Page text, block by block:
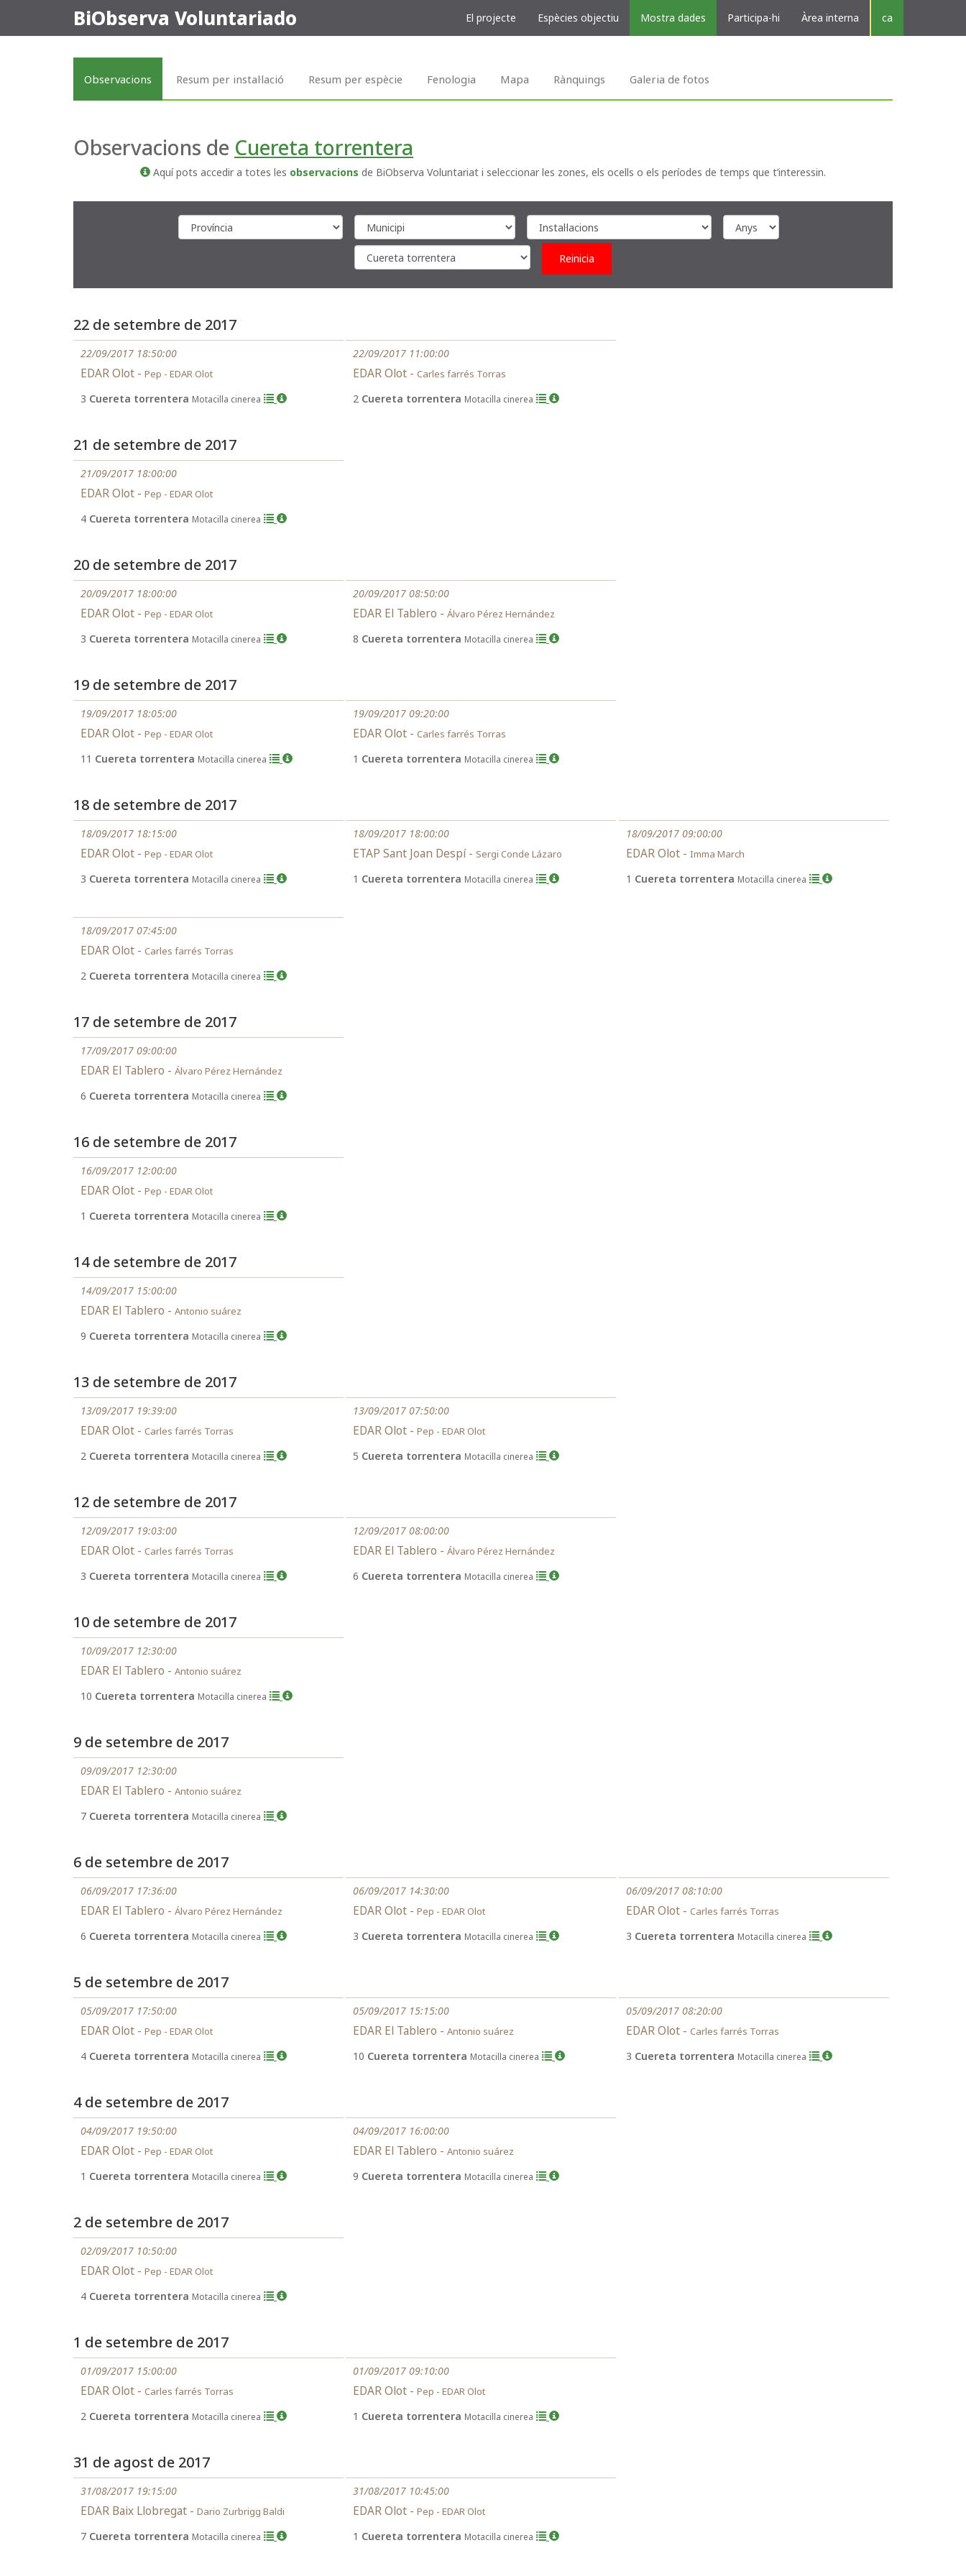
BiObserva Voluntariado El projecte Espècies objectiu Mostra dades Participa-hi Àrea interna ca
Observacions Resum per instal·lació Resum per espècie Fenologia Mapa Rànquings Galeria de fotos
Observacions de Cuereta torrentera
Aquí pots accedir a totes les observacions de BiObserva Voluntariat i seleccionar les zones, els ocells o els períodes de temps que t’interessin.
Reinicia
22 de setembre de 2017
22/09/2017 18:50:00
EDAR Olot - Pep - EDAR Olot
3 Cuereta torrentera Motacilla cinerea
22/09/2017 11:00:00
EDAR Olot - Carles farrés Torras
2 Cuereta torrentera Motacilla cinerea
21 de setembre de 2017
21/09/2017 18:00:00
EDAR Olot - Pep - EDAR Olot
4 Cuereta torrentera Motacilla cinerea
20 de setembre de 2017
20/09/2017 18:00:00
EDAR Olot - Pep - EDAR Olot
3 Cuereta torrentera Motacilla cinerea
20/09/2017 08:50:00
EDAR El Tablero - Álvaro Pérez Hernández
8 Cuereta torrentera Motacilla cinerea
19 de setembre de 2017
19/09/2017 18:05:00
EDAR Olot - Pep - EDAR Olot
11 Cuereta torrentera Motacilla cinerea
19/09/2017 09:20:00
EDAR Olot - Carles farrés Torras
1 Cuereta torrentera Motacilla cinerea
18 de setembre de 2017
18/09/2017 18:15:00
EDAR Olot - Pep - EDAR Olot
3 Cuereta torrentera Motacilla cinerea
18/09/2017 18:00:00
ETAP Sant Joan Despí - Sergi Conde Lázaro
1 Cuereta torrentera Motacilla cinerea
18/09/2017 09:00:00
EDAR Olot - Imma March
1 Cuereta torrentera Motacilla cinerea
18/09/2017 07:45:00
EDAR Olot - Carles farrés Torras
2 Cuereta torrentera Motacilla cinerea
17 de setembre de 2017
17/09/2017 09:00:00
EDAR El Tablero - Álvaro Pérez Hernández
6 Cuereta torrentera Motacilla cinerea
16 de setembre de 2017
16/09/2017 12:00:00
EDAR Olot - Pep - EDAR Olot
1 Cuereta torrentera Motacilla cinerea
14 de setembre de 2017
14/09/2017 15:00:00
EDAR El Tablero - Antonio suárez
9 Cuereta torrentera Motacilla cinerea
13 de setembre de 2017
13/09/2017 19:39:00
EDAR Olot - Carles farrés Torras
2 Cuereta torrentera Motacilla cinerea
13/09/2017 07:50:00
EDAR Olot - Pep - EDAR Olot
5 Cuereta torrentera Motacilla cinerea
12 de setembre de 2017
12/09/2017 19:03:00
EDAR Olot - Carles farrés Torras
3 Cuereta torrentera Motacilla cinerea
12/09/2017 08:00:00
EDAR El Tablero - Álvaro Pérez Hernández
6 Cuereta torrentera Motacilla cinerea
10 de setembre de 2017
10/09/2017 12:30:00
EDAR El Tablero - Antonio suárez
10 Cuereta torrentera Motacilla cinerea
9 de setembre de 2017
09/09/2017 12:30:00
EDAR El Tablero - Antonio suárez
7 Cuereta torrentera Motacilla cinerea
6 de setembre de 2017
06/09/2017 17:36:00
EDAR El Tablero - Álvaro Pérez Hernández
6 Cuereta torrentera Motacilla cinerea
06/09/2017 14:30:00
EDAR Olot - Pep - EDAR Olot
3 Cuereta torrentera Motacilla cinerea
06/09/2017 08:10:00
EDAR Olot - Carles farrés Torras
3 Cuereta torrentera Motacilla cinerea
5 de setembre de 2017
05/09/2017 17:50:00
EDAR Olot - Pep - EDAR Olot
4 Cuereta torrentera Motacilla cinerea
05/09/2017 15:15:00
EDAR El Tablero - Antonio suárez
10 Cuereta torrentera Motacilla cinerea
05/09/2017 08:20:00
EDAR Olot - Carles farrés Torras
3 Cuereta torrentera Motacilla cinerea
4 de setembre de 2017
04/09/2017 19:50:00
EDAR Olot - Pep - EDAR Olot
1 Cuereta torrentera Motacilla cinerea
04/09/2017 16:00:00
EDAR El Tablero - Antonio suárez
9 Cuereta torrentera Motacilla cinerea
2 de setembre de 2017
02/09/2017 10:50:00
EDAR Olot - Pep - EDAR Olot
4 Cuereta torrentera Motacilla cinerea
1 de setembre de 2017
01/09/2017 15:00:00
EDAR Olot - Carles farrés Torras
2 Cuereta torrentera Motacilla cinerea
01/09/2017 09:10:00
EDAR Olot - Pep - EDAR Olot
1 Cuereta torrentera Motacilla cinerea
31 de agost de 2017
31/08/2017 19:15:00
EDAR Baix Llobregat - Dario Zurbrigg Baldi
7 Cuereta torrentera Motacilla cinerea
31/08/2017 10:45:00
EDAR Olot - Pep - EDAR Olot
1 Cuereta torrentera Motacilla cinerea